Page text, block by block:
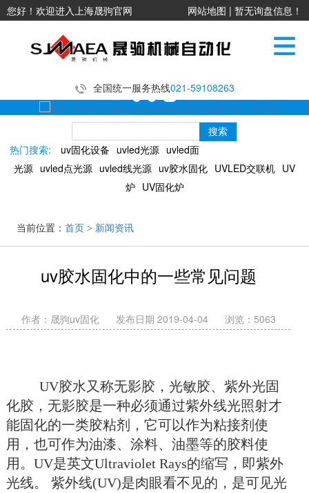
网站地图 | 暂无询盘信息！
您好！欢迎进入上海晟驹官网
全国统一服务热线021-59108263
热门搜索: uv固化设备 uvled光源 uvled面
光源 uvled点光源 uvled线光源 uv胶水固化 UVLED交联机 UV
炉 UV固化炉
当前位置： 首页 > 新闻资讯
uv胶水固化中的一些常见问题
作者：晟驹uv固化 发布日期 2019-04-04 浏览： 5063
UV胶水又称无影胶，光敏胶、紫外光固
化胶，无影胶是一种必须通过紫外线光照射才
能固化的一类胶粘剂，它可以作为粘接剂使
用，也可作为油漆、涂料、油墨等的胶料使
用。UV是英文Ultraviolet Rays的缩写，即紫外
光线。 紫外线(UV)是肉眼看不见的，是可见光